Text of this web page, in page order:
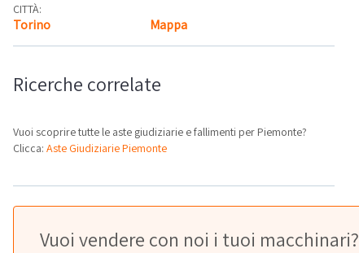
CITTÀ:
Torino Mappa
Ricerche correlate
Vuoi scoprire tutte le aste giudiziarie e fallimenti per Piemonte?
Clicca: Aste Giudiziarie Piemonte
Vuoi vendere con noi i tuoi macchinari?